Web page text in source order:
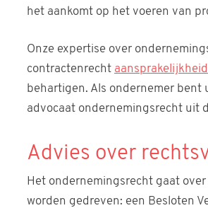
het aankomt op het voeren van
Onze expertise over
contractenrecht aansprakelijkheid
behartigen. Als ondernemer bent
advocaat ondernemingsrecht uit
Advies over
Het ondernemingsrecht gaat
worden gedreven: een Besloten